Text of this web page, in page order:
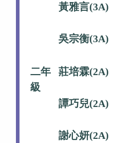
黃雅言(3A)
吳宗衡(3A)
二年
級
莊培霖(2A)
譚巧兒(2A)
謝心妍(2A)